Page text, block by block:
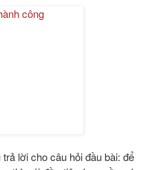
lời cho câu hỏi đầu bài: để